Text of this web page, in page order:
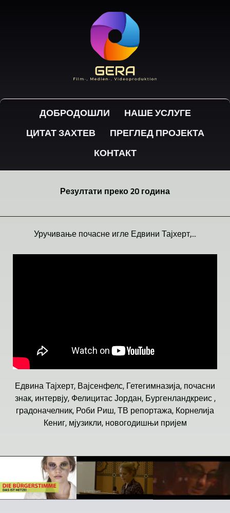
ДОБРОДОШЛИ
НАШЕ УСЛУГЕ
ЦИТАТ ЗАХТЕВ
ПРЕГЛЕД ПРОЈЕКТА
КОНТАКТ
Резултати преко 20 година
Уручивање почасне игле Едвини Тајхерт,...
Едвина Тајхерт, Вајсенфелс, Гетегимназија, почасни
знак, интервју, Фелицитас Јордан, Бургенландкреис ,
градоначелник, Роби Риш, ТВ репортажа, Корнелија
Кениг, мјузикли, новогодишњи пријем